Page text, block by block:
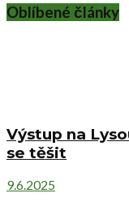
Oblíbené články
Výstup na
se těšit
9.6.2025